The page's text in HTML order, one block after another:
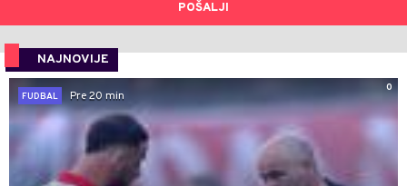
POŠALJI
NAJNOVIJE
0
FUDBAL
Pre 20 min